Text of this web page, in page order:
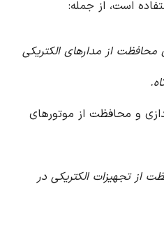
است، از جمله:
محافظت از مدارهای الکتریکی
و محافظت از موتورهای
از تجهیزات الکتریکی در